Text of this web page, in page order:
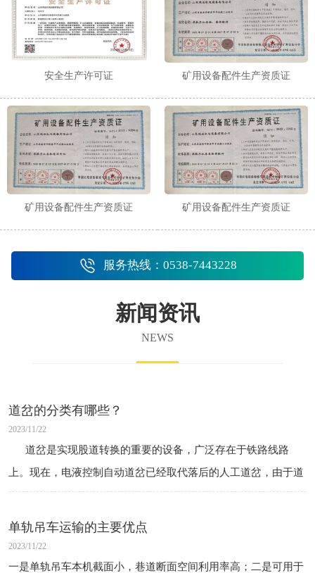
安全生产许可证 矿用设备配件生产资质证
矿用设备配件生产资质证 矿用设备配件生产资质证
服务热线：0538-7443228
新闻资讯
NEWS
道岔的分类有哪些？
2023/11/22
道岔是实现股道转换的重要的设备，广泛存在于铁路线路
上。现在，电液控制自动道岔已经取代落后的人工道岔，由于道
岔区的接头数量多、曲线复杂，往往是行车安全事故的高发
单轨吊车运输的主要优点
2023/11/22
一是单轨吊车本机截面小，巷道断面空间利用率高；二是可用于